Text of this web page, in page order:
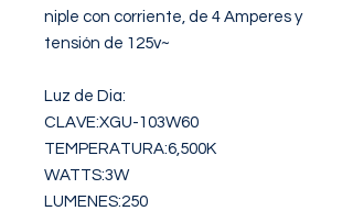
niple con corriente, de 4 Amperes y
tensión de 125v~
Luz de Dia:
CLAVE:XGU-103W60
TEMPERATURA:6,500K
WATTS:3W
LUMENES:250